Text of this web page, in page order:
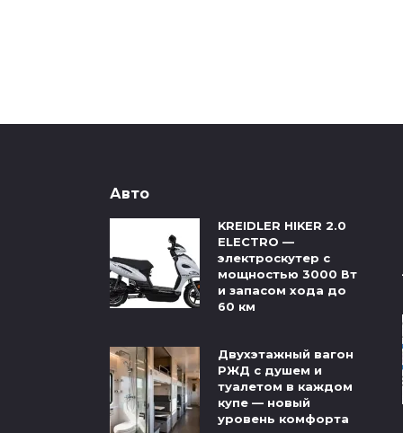
Авто
KREIDLER HIKER 2.0
ELECTRO —
электроскутер с
мощностью 3000 Вт
и запасом хода до
60 км
Двухэтажный вагон
РЖД с душем и
туалетом в каждом
купе — новый
уровень комфорта